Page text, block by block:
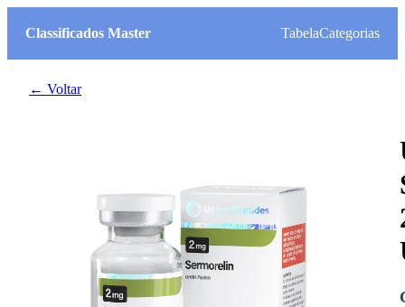
Classificados Master TabelaCategorias
← Voltar